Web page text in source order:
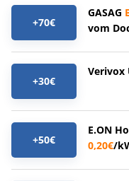
+70€
GASAG
vom
+30€
Verivox
+50€
E.ON
0,20€/